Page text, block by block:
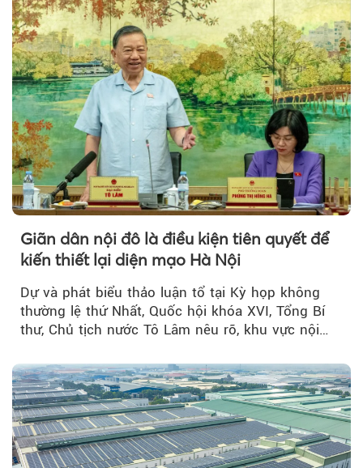
Giãn dân nội đô là điều kiện tiên quyết để
kiến thiết lại diện mạo Hà Nội
Dự và phát biểu thảo luận tổ tại Kỳ họp không
thường lệ thứ Nhất, Quốc hội khóa XVI, Tổng Bí
thư, Chủ tịch nước Tô Lâm nêu rõ, khu vực nội